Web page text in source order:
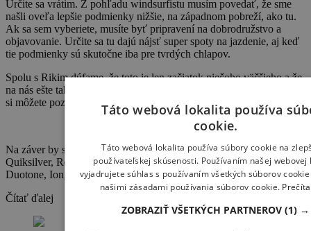
Určite sa vrátim. Z pohľadu windsurfistu musím povedať, že sme
našli oveľa lepšie podmienky nižšie, na západnom pobreží, ako tu.
Ak sa sem vyberiete, musíte byť pripravení na dobrodružstvo a
objavovanie. Určite sa tu dajú nájsť super spoty na jazdenie, aj keď
tie podmienky sú skutočne iba pre tvrdých chlapov.
Spolu s Rikim dúfame, že toto je len začiatok niečoho väčšieho a že
na nás ešte takýchto pár dobrodružstiev čaká. Film z tohto výjazdu
si môžete pozrieť na YouTube – As Far As We Can.
Na záver by som sa chcel poďakovať tým, ktorí nás podporili –
Quiksilver, Roxy, Dakine, Sailloft, Patrik Diethelm, Fanatic,
Duotone, Ion, Geox a Flysurfer.
Čítať ďalej
Táto webová lokalita používa
cookie.
Táto webová lokalita používa súbory cookie na
používateľskej skúsenosti. Používaním našej webovej
vyjadrujete súhlas s používaním všetkých súborov
našimi zásadami používania súborov cookie.
ZOBRAZIŤ VŠETKÝCH PARTNEROV(1) →